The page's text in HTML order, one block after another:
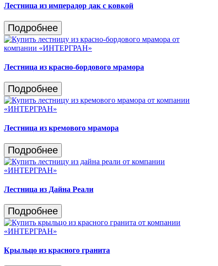
Лестница из имперадор дак с ковкой
Подробнее
Лестница из красно-бордового мрамора
Подробнее
Лестница из кремового мрамора
Подробнее
Лестница из Дайна Реали
Подробнее
Крыльцо из красного гранита